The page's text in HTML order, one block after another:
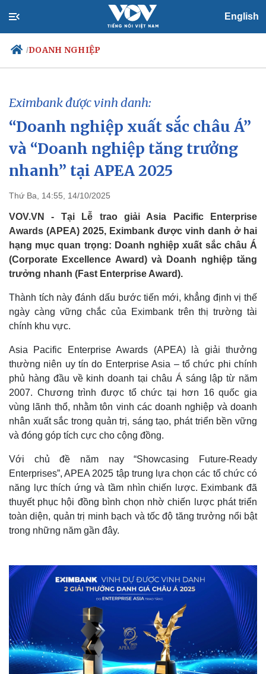
English
/DOANH NGHIỆP
Đảng
Tổ chức nhân sự
Quốc hội
Nhận diện sự thật
Tin 24h
Dự báo thời tiết
Giáo dục
Dấu ấn VOV
Việc làm
Eximbank được vinh danh:
“Doanh nghiệp xuất sắc châu Á”
và “Doanh nghiệp tăng trưởng
nhanh” tại APEA 2025
Thứ Ba, 14:55, 14/10/2025
VOV.VN - Tại Lễ trao giải Asia Pacific Enterprise
Awards (APEA) 2025, Eximbank được vinh danh ở hai
hạng mục quan trọng: Doanh nghiệp xuất sắc châu Á
(Corporate Excellence Award) và Doanh nghiệp tăng
trưởng nhanh (Fast Enterprise Award).
Thành tích này đánh dấu bước tiến mới, khẳng định vị thế
ngày càng vững chắc của Eximbank trên thị trường tài
chính khu vực.
Asia Pacific Enterprise Awards (APEA) là giải thưởng
thường niên uy tín do Enterprise Asia – tổ chức phi chính
phủ hàng đầu về kinh doanh tại châu Á sáng lập từ năm
2007. Chương trình được tổ chức tại hơn 16 quốc gia
vùng lãnh thổ, nhằm tôn vinh các doanh nghiệp và doanh
nhân xuất sắc trong quản trị, sáng tạo, phát triển bền vững
và đóng góp tích cực cho cộng đồng.
Với chủ đề năm nay “Showcasing Future-Ready
Enterprises”, APEA 2025 tập trung lựa chọn các tổ chức có
năng lực thích ứng và tầm nhìn chiến lược. Eximbank đã
thuyết phục hội đồng bình chọn nhờ chiến lược phát triển
toàn diện, quản trị minh bạch và tốc độ tăng trưởng nổi bật
trong những năm gần đây.